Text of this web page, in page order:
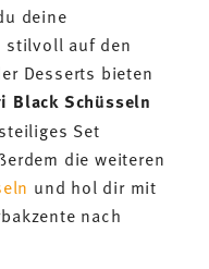
deine
stilvoll auf den
Desserts bieten
Black Schüsseln
Set
die weiteren
und hol dir mit
nach